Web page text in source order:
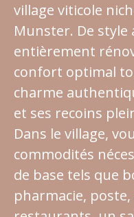
village viticole
Munster. De style
entièrement
confort optimal
charme
et ses recoins
Dans le village,
commodités
de base tels que
pharmacie,